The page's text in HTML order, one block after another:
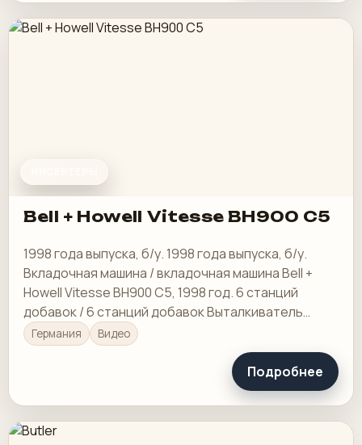
Bell + Howell Vitesse BH900 C5
1998 года выпуска, б/у. 1998 года выпуска, б/у.
Вкладочная машина / вкладочная машина Bell +
Howell Vitesse BH900 C5, 1998 год. 6 станций
добавок / 6 станций добавок Выталкиватель
рулонов для переворота писем
Германия Видео
Подробнее